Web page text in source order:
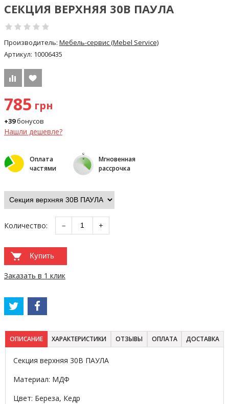
СЕКЦИЯ ВЕРХНЯЯ 30В ПАУЛА
Производитель: Мебель-сервис (Mebel Service)
Артикул: 10006435
785 грн
+39бонусов
Нашли дешевле?
Оплата
частями
Мгновенная
рассрочка
Количество: − +
Купить
Заказать в 1 клик
ОПИСАНИЕ ХАРАКТЕРИСТИКИ ОТЗЫВЫ ОПЛАТА ДОСТАВКА
Секция верхняя 30В ПАУЛА
Материал: МДФ
Цвет: Береза, Кедр